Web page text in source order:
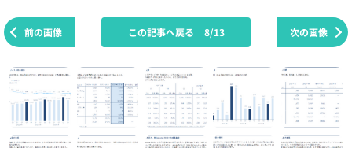
前の画像 次の画像
この記事へ戻る 8/13